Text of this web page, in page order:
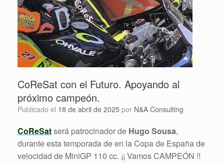
CoReSat con el Futuro. Apoyando al
próximo campeón.
Publicado el 18 de abril de 2025 por N&A Consulting
CoReSatserá patrocinador de Hugo Sousa,
durante esta temporada de en la Copa de España de
velocidad de MiniGP 110 cc. ¡¡ Vamos CAMPEÓN !!